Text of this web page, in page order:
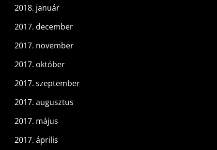
2018. január
2017. december
2017. november
2017. október
2017. szeptember
2017. augusztus
2017. május
2017. április